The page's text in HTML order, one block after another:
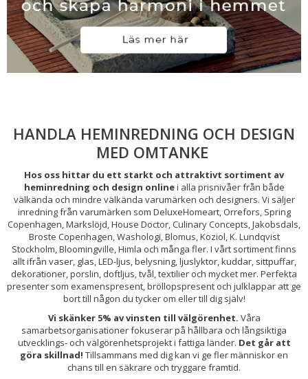
HANDLA HEMINREDNING OCH DESIGN
MED OMTANKE
Hos oss hittar du ett starkt och attraktivt sortiment av
heminredning och design onlinei alla prisnivåer från både
välkända och mindre välkända varumärken och designers. Vi säljer
inredning från varumärken som DeluxeHomeart, Orrefors, Spring
Copenhagen, Markslöjd, House Doctor, Culinary Concepts, Jakobsdals,
Broste Copenhagen, Washologi, Blomus, Koziol, K. Lundqvist
Stockholm, Bloomingville, Himla och många fler. I vårt sortiment finns
allt ifrån vaser, glas, LED-ljus, belysning, ljuslyktor, kuddar, sittpuffar,
dekorationer, porslin, doftljus, tvål, textilier och mycket mer. Perfekta
presenter som examenspresent, bröllopspresent och julklappar att ge
bort till någon du tycker om eller till dig själv!
Vi skänker 5% av vinsten till välgörenhet. Våra
samarbetsorganisationer fokuserar på hållbara och långsiktiga
utvecklings- och välgörenhetsprojekt i fattiga länder. Det går att
göra skillnad! Tillsammans med dig kan vi ge fler människor en
chans till en säkrare och tryggare framtid.